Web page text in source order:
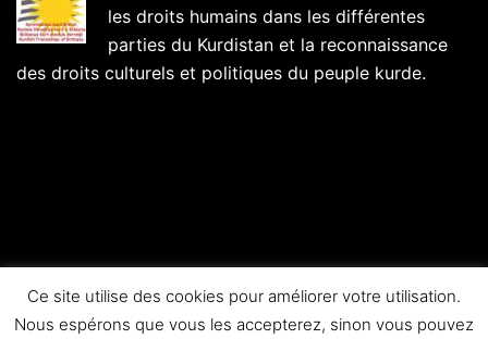
les droits humains dans les différentes
parties du Kurdistan et la reconnaissance
des droits culturels et politiques du peuple kurde.
Ce site utilise des cookies pour améliorer votre utilisation.
Nous espérons que vous les accepterez, sinon vous pouvez